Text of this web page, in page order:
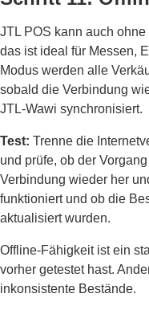
JTL POS kann auch
das ist ideal für Messen,
Modus werden alle
sobald die Verbindung
JTL-Wawi synchronisiert.
Test: Trenne die
und prüfe, ob der
Verbindung wieder her
funktioniert und ob die
aktualisiert wurden.
Offline-Fähigkeit ist ein
vorher getestet hast.
inkonsistente Bestände.